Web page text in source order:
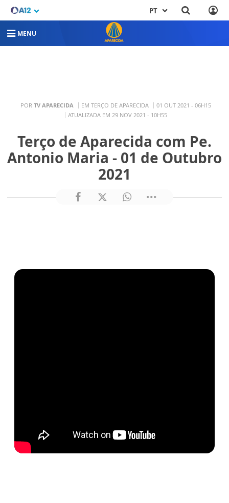
PT
MENU
POR TV APARECIDA EM TERÇO DE APARECIDA
01 OUT 2021 - 06H15
ATUALIZADA EM 29 NOV 2021 - 10H55
Terço de Aparecida com Pe.
Antonio Maria - 01 de Outubro
2021